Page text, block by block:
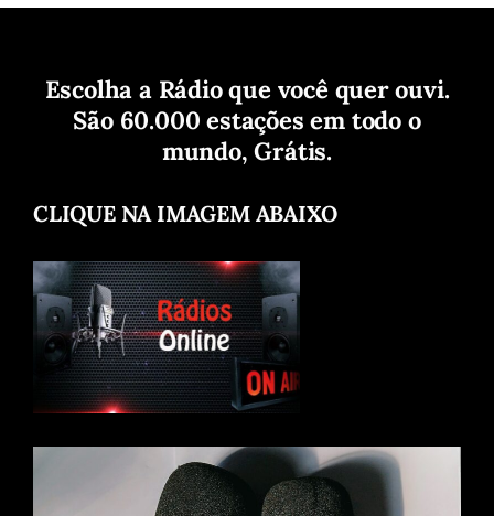
Escolha a Rádio que você quer ouvi.
São 60.000 estações em todo o
mundo, Grátis.
CLIQUE NA IMAGEM ABAIXO